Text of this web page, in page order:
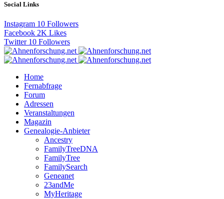
Social Links
Instagram 10 Followers
Facebook 2K Likes
Twitter 10 Followers
Home
Fernabfrage
Forum
Adressen
Veranstaltungen
Magazin
Genealogie-Anbieter
Ancestry
FamilyTreeDNA
FamilyTree
FamilySearch
Geneanet
23andMe
MyHeritage